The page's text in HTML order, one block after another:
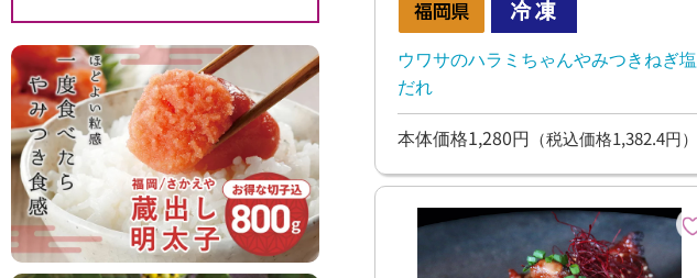
ウワサのハラミちゃんやみつきねぎ塩
だれ
本体価格1,280円 （税込価格1,382.4円）